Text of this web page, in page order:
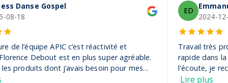
ED
Emmanuel De Vezin
Travail très pro, rigoureux et efficace. Ils ont été très
rapide dans la réalisation de la commande et très à
l'écoute, je recommande ! Encore merci, on adore nos